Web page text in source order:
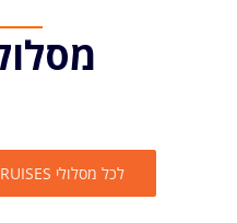
לכל מסלולי MSC GRANDIOSA CRUISES